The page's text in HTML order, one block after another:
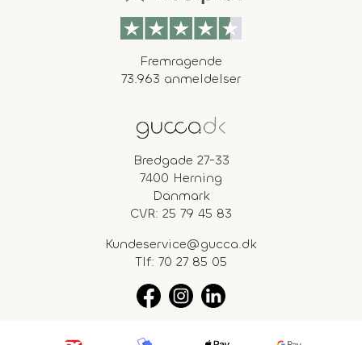
Fremragende
73.963 anmeldelser
Bredgade 27-33
7400 Herning
Danmark
CVR: 25 79 45 83
Kundeservice@gucca.dk
Tlf: 70 27 85 05